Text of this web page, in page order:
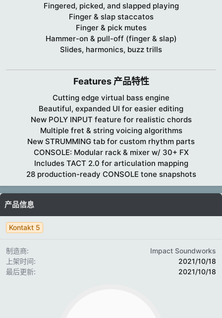
Fingered, picked, and slapped playing
Finger & slap staccatos
Finger & pick mutes
Hammer-on & pull-off (finger & slap)
Slides, harmonics, buzz trills
Features 产品特性​
Cutting edge virtual bass engine
Beautiful, expanded UI for easier editing
New POLY INPUT feature for realistic chords
Multiple fret & string voicing algorithms
New STRUMMING tab for custom rhythm parts
CONSOLE: Modular rack & mixer w/ 30+ FX
Includes TACT 2.0 for articulation mapping
28 production-ready CONSOLE tone snapshots​
产品信息
Kontakt 5
制造商
Impact Soundworks
上架时间
2021/10/18
最后更新
2021/10/18